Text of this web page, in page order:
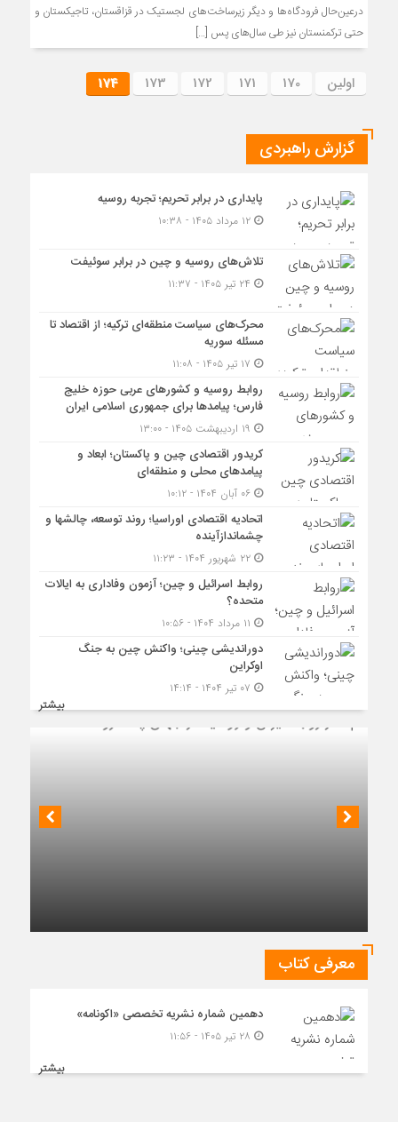
درعین‌حال فرودگاه‌ها و دیگر زیرساخت‌های لجستیک در قزاقستان، تاجیکستان و
حتی ترکمنستان نیز طی سال‌های پس […]
اولین 170
171
172
173
174
گزارش راهبردی
پایداری در برابر تحریم؛ تجربه روسیه
۱۲ مرداد ۱۴۰۵ - ۱۰:۳۸
تلاش‌های روسیه و چین در برابر سوئیفت
محرک‌های سیاست منطقه‌‎ای ترکیه؛ از اقتصاد تا
مسئله سوریه
روابط روسیه و کشورهای عربی حوزه خلیج
فارس؛ پیامدها برای جمهوری اسلامی ایران
کریدور اقتصادی چین و پاکستان؛ ابعاد و
پیامدهای محلی و منطقه‌ای
۰۶ آبان ۱۴۰۴ - ۱۰:۱۲
اتحادیه اقتصادی اوراسیا؛ روند توسعه، چالشها و
چشماندازآینده
۲۲ شهریور ۱۴۰۴ - ۱۱:۲۳
روابط اسرائیل و چین؛ آزمون وفاداری به ایالات
متحده؟
دوراندیشی چینی؛ واکنش چین به جنگ
اوکراین
بیشتر
معرفی کتاب
دهمین شماره نشریه تخصصی «اکونامه»
بیشتر